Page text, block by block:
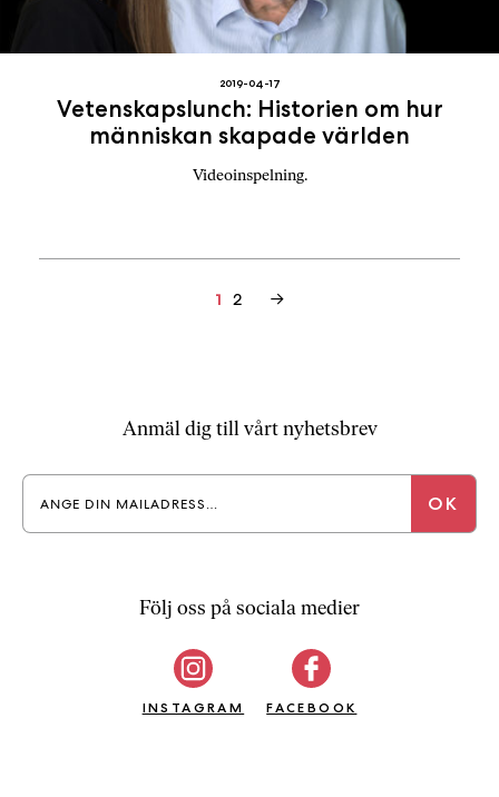
Vetenskapslunch: Historien om hur
människan skapade världen
2019-04-17
Videoinspelning.
1 2 →
Anmäl dig till vårt nyhetsbrev
Följ oss på sociala medier
INSTAGRAM FACEBOOK